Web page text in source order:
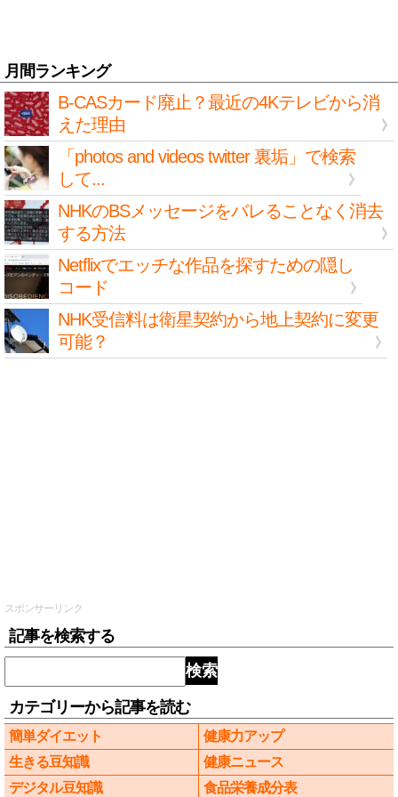
月間ランキング
B-CASカード廃止？最近の4Kテレビから消
えた理由
「photos and videos twitter 裏垢」で検索
して...
NHKのBSメッセージをバレることなく消去
する方法
Netflixでエッチな作品を探すための隠し
コード
NHK受信料は衛星契約から地上契約に変更
可能？
スポンサーリンク
記事を検索する
検索
カテゴリーから記事を読む
簡単ダイエット
健康力アップ
生きる豆知識
健康ニュース
デジタル豆知識
食品栄養成分表